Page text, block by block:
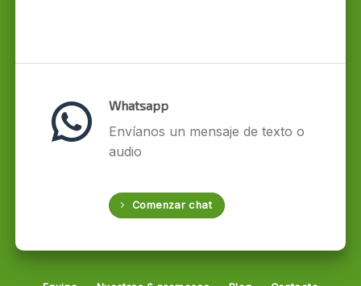
Whatsapp
Envíanos un mensaje de texto o
audio
Comenzar chat